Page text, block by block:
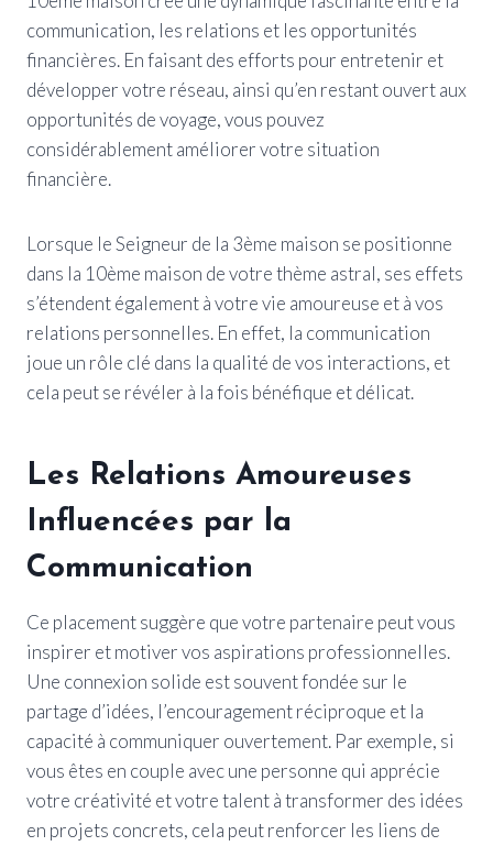
communication, les relations et les opportunités
financières. En faisant des efforts pour entretenir et
développer votre réseau, ainsi qu’en restant ouvert aux
opportunités de voyage, vous pouvez
considérablement améliorer votre situation
financière.
Lorsque le Seigneur de la 3ème maison se positionne
dans la 10ème maison de votre thème astral, ses effets
s’étendent également à votre vie amoureuse et à vos
relations personnelles. En effet, la communication
joue un rôle clé dans la qualité de vos interactions, et
cela peut se révéler à la fois bénéfique et délicat.
Les Relations Amoureuses
Influencées par la
Communication
Ce placement suggère que votre partenaire peut vous
inspirer et motiver vos aspirations professionnelles.
Une connexion solide est souvent fondée sur le
partage d’idées, l’encouragement réciproque et la
capacité à communiquer ouvertement. Par exemple, si
vous êtes en couple avec une personne qui apprécie
votre créativité et votre talent à transformer des idées
en projets concrets, cela peut renforcer les liens de